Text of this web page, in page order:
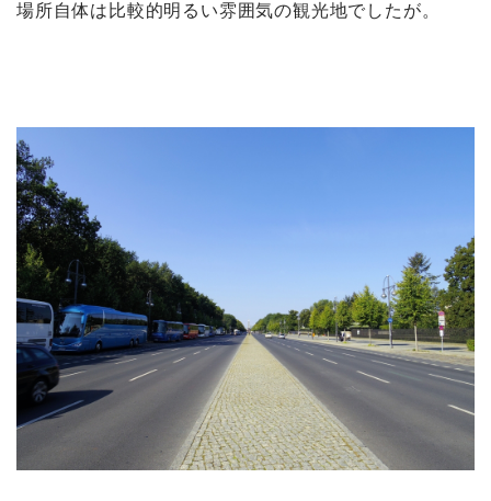
場所自体は比較的明るい雰囲気の観光地でしたが。